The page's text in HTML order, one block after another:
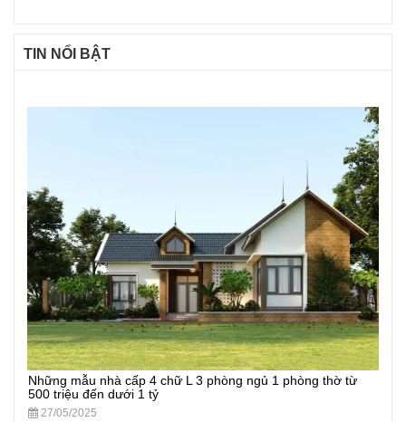
TIN NỔI BẬT
Những mẫu nhà cấp 4 chữ L 3 phòng ngủ 1 phòng thờ từ
500 triệu đến dưới 1 tỷ
27/05/2025